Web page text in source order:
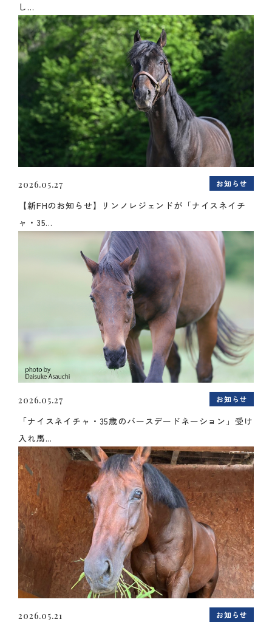
し...
2026.05.27 お知らせ
【新FHのお知らせ】リンノレジェンドが「ナイスネイチ
ャ・35...
2026.05.27 お知らせ
「ナイスネイチャ・35歳のバースデードネーション」受け
入れ馬...
2026.05.21 お知らせ